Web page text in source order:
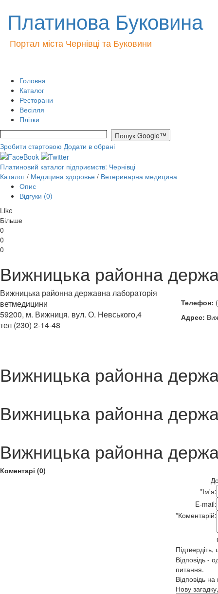
Платинова Буковина
Портал міста Чернівці та Буковини
Головна
Каталог
Ресторани
Весілля
Плітки
Зробити стартовою Додати в обрані
Платиновий каталог підприємств: Чернівці
Каталог / Медицина здоровье / Ветеринарна медицина
Опис
Відгуки (0)
Like
Більше
0
0
0
Вижницька районна
Телефон:
Адрес:
Вижницька районна державна лабораторія
ветмедицини
59200, м. Вижниця. вул. О. Невського,4
тел (230) 2-14-48
Вижницька районна
Вижницька районна
Вижницька районна
Коментарі (0)
*Ім'я:
E-mail:
*Коментарій:
Відповідь -
питання.
Відповідь
Нову